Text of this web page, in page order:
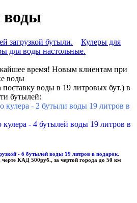
воды
загрузкой бутыли.
Кулеры для
для воды настольные.
время! Новым клиентам при
воды
воды в 19 литровых бут.) в
бутылей:
кулера - 2 бутыли воды 19 литров в
- 4 бутылей воды 19 литров в
- 6 бутылей воды 19 литров в подарок.
черте КАД 500руб., за чертой города до 50 км